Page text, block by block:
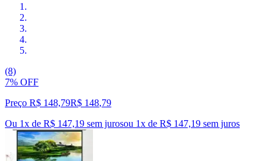
(8)
7% OFF
Preço R$ 148,79R$ 148,79
Ou 1x de R$ 147,19 sem jurosou 1x de R$ 147,19 sem juros